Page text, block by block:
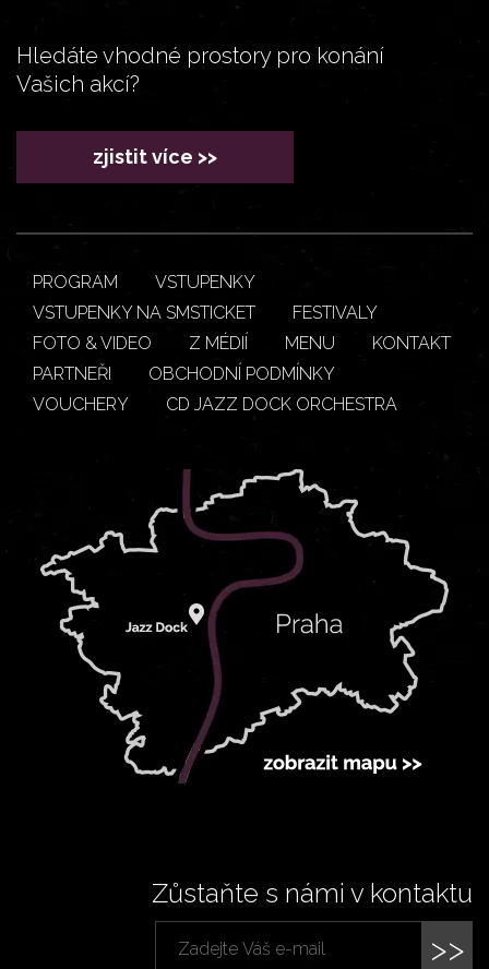
Hledáte vhodné prostory pro konání
Vašich akcí?
zjistit více >>
PROGRAM
VSTUPENKY
VSTUPENKY NA SMSTICKET
FESTIVALY
FOTO & VIDEO
Z MÉDIÍ MENU
KONTAKT
PARTNEŘI
OBCHODNÍ PODMÍNKY
VOUCHERY
CD JAZZ DOCK ORCHESTRA
Zůstaňte s námi v kontaktu
>>